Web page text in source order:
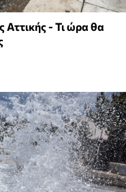
Αττικής - Τι ώρα θα